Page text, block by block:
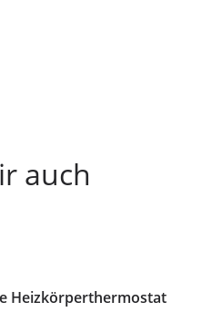
auch
Heizkörperthermostat